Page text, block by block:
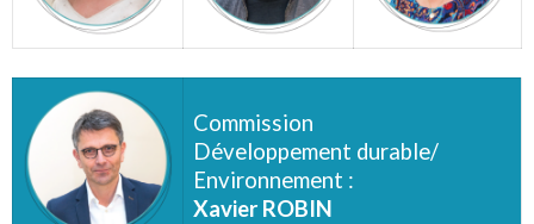
Commission
Développement durable/
Environnement :
Xavier ROBIN